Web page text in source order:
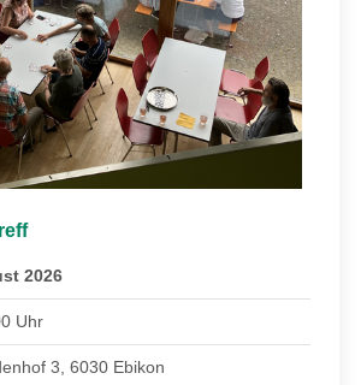
2026
Uhr
3, 6030 Ebikon